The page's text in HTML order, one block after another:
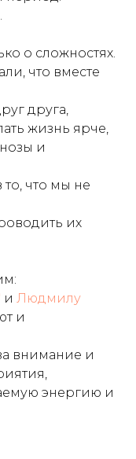
о сложностях.
что вместе
друга,
жизнь ярче,
и
то, что мы не
их
и Людмилу
и
внимание и
энергию и